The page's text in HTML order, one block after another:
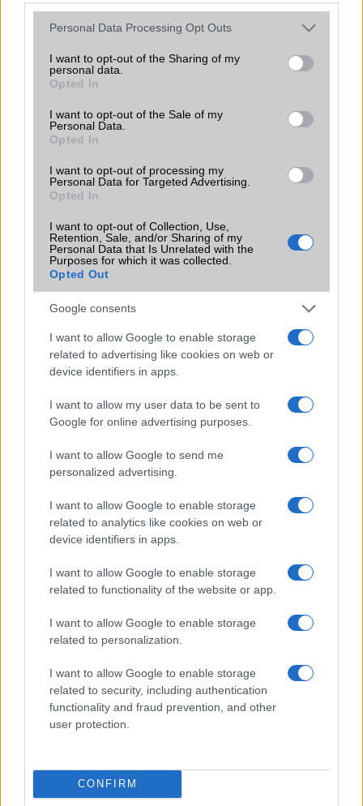
Please note that this website/app uses one or more Google
not limited to your visit or usage behaviour. You may click to
grant or deny consent to Google and its third-party tags to
use your data for below specified purposes in below Google
consent section.
Personal Data Processing Opt Outs
I want to opt-out of the Sharing of my
personal data.
Opted In
I want to opt-out of the Sale of my
Personal Data.
Opted In
I want to opt-out of processing my
Personal Data for Targeted Advertising.
Opted In
I want to opt-out of Collection, Use,
Retention, Sale, and/or Sharing of my
Personal Data that Is Unrelated with the
Purposes for which it was collected.
Opted Out
Google consents
I want to allow Google to enable storage
related to advertising like cookies on web or
device identifiers in apps.
I want to allow my user data to be sent to
Google for online advertising purposes.
I want to allow Google to send me
personalized advertising.
I want to allow Google to enable storage
related to analytics like cookies on web or
device identifiers in apps.
I want to allow Google to enable storage
related to functionality of the website or app.
I want to allow Google to enable storage
related to personalization.
I want to allow Google to enable storage
related to security, including authentication
functionality and fraud prevention, and other
user protection.
CONFIRM
SIM-ek száma 2
Flight mode Van
Terület Globális
Funkciók
Brand
Limited Edition Nincs
N/A = Nincs adat. Legutóbbi frissítés: 2026-07-13 19:00:00
Új és Használt GSM kiemelt ajánlatok
Apple iPhone 16 Pro Max
310.000 Ft (használt)
Samsung Galaxy S26 Ultra
Nelly GSM
350.000 Ft (új)